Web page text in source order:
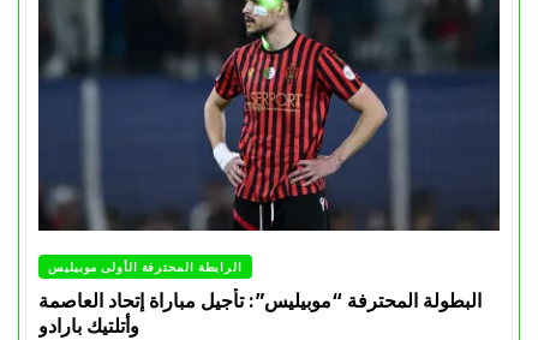
الرابطة المحترفة الأولى موبيليس
البطولة المحترفة “موبيليس”: تأجيل مباراة إتحاد العاصمة
وأتلتيك بارادو